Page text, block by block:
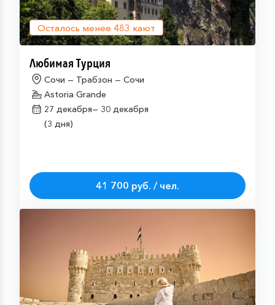
Осталось менее 483 кают
Любимая Турция
Сочи — Трабзон — Сочи
Astoria Grande
27 декабря— 30 декабря
(3 дня)
41 700 руб. / чел.